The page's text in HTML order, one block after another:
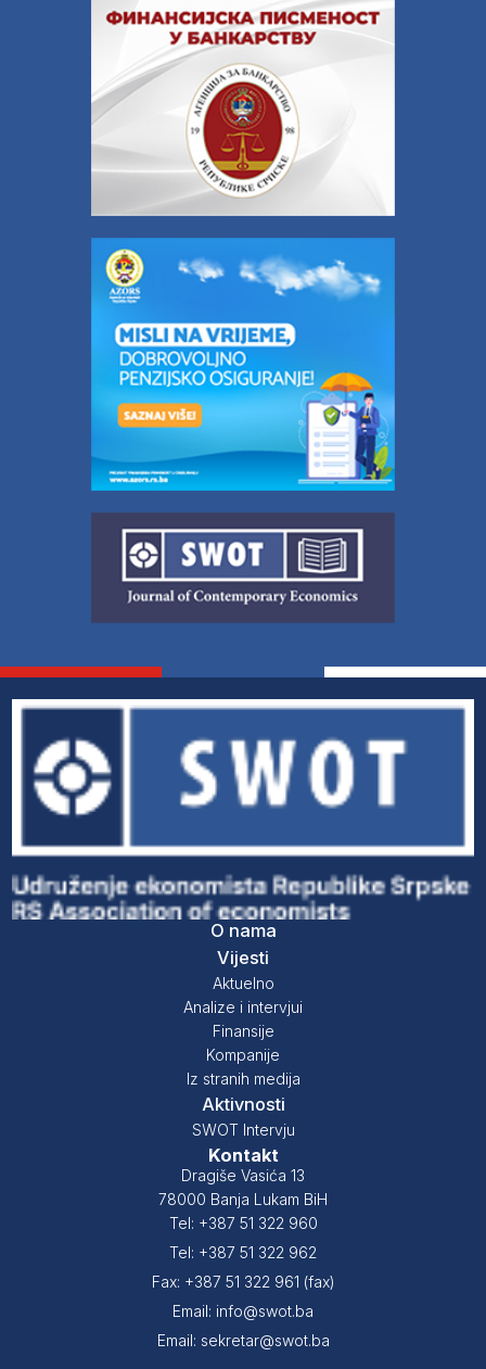
O nama
Vijesti
Aktuelno
Analize i intervjui
Finansije
Kompanije
Iz stranih medija
Aktivnosti
SWOT Intervju
Kontakt
Dragiše Vasića 13
78000 Banja Lukam BiH
Tel: +387 51 322 960
Tel: +387 51 322 962
Fax: +387 51 322 961 (fax)
Email: info@swot.ba
Email: sekretar@swot.ba